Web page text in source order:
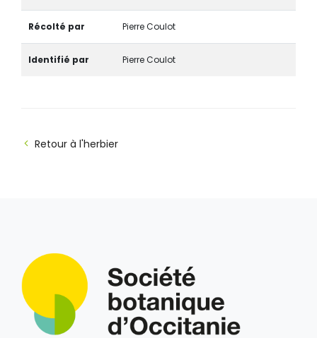
Récolté par Pierre Coulot
Identifié par Pierre Coulot
Retour à l'herbier